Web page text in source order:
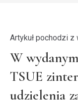
Artykuł pochodzi z
W
TSUE
udzielenia